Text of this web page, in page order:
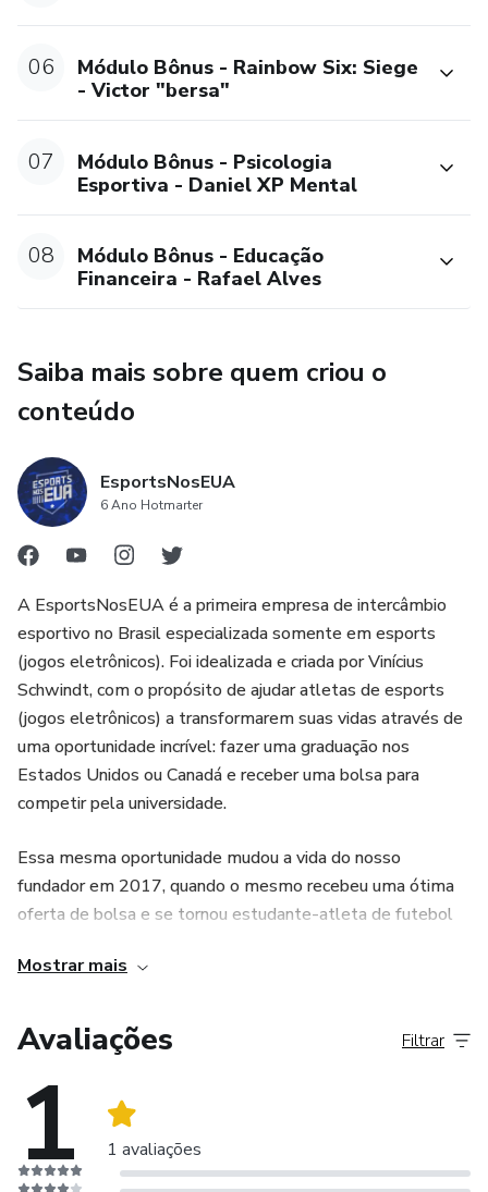
06
Módulo Bônus - Rainbow Six: Siege
- Victor "bersa"
07
Módulo Bônus - Psicologia
Esportiva - Daniel XP Mental
08
Módulo Bônus - Educação
Financeira - Rafael Alves
Saiba mais sobre quem criou o
conteúdo
EsportsNosEUA
6 Ano Hotmarter
A EsportsNosEUA é a primeira empresa de intercâmbio
esportivo no Brasil especializada somente em esports
(jogos eletrônicos). Foi idealizada e criada por Vinícius
Schwindt, com o propósito de ajudar atletas de esports
(jogos eletrônicos) a transformarem suas vidas através de
uma oportunidade incrível: fazer uma graduação nos
Estados Unidos ou Canadá e receber uma bolsa para
competir pela universidade.
Essa mesma oportunidade mudou a vida do nosso
fundador em 2017, quando o mesmo recebeu uma ótima
oferta de bolsa e se tornou estudante-atleta de futebol
Management (Gestão Esportiva), onde desde cedo,
tornar um expert em obtenção de bolsas esportivas e
acadêmicas.
Mostrar mais
Avaliações
1 1 avaliações
Filtrar